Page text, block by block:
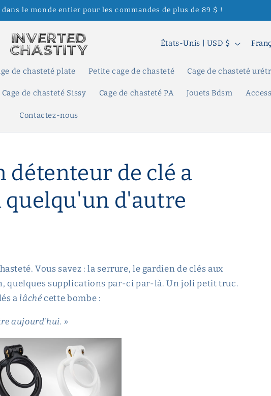
le monde entier pour les commandes de plus de 89 $ !
de chasteté plate Petite cage de chasteté Cage de chasteté
Cage de chasteté Sissy Cage de chasteté PA Jouets Bdsm
Contactez-nous
P
y
s
i
n
États-Unis | USD $
L
n
g
détenteur de clé a
quelqu'un d'autre
Vous savez : la serrure, le gardien de clés aux
quelques supplications par-ci par-là. Un joli petit truc.
alâché cette bombe :
aujourd'hui. »